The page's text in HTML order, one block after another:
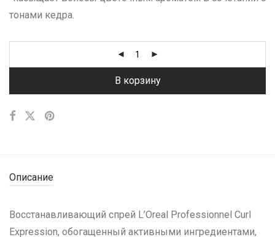
тонами кедра.
В корзину
Описание
Восстанавливающий спрей L’Oreal Professionnel Curl
Expression, обогащенный активными ингредиентами,